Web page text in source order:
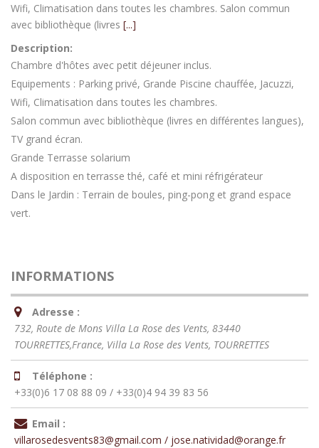
Wifi, Climatisation dans toutes les chambres. Salon commun
avec bibliothèque (livres [...]
Description:
Chambre d'hôtes avec petit déjeuner inclus.
Equipements : Parking privé, Grande Piscine chauffée, Jacuzzi,
Wifi, Climatisation dans toutes les chambres.
Salon commun avec bibliothèque (livres en différentes langues),
TV grand écran.
Grande Terrasse solarium
A disposition en terrasse thé, café et mini réfrigérateur
Dans le Jardin : Terrain de boules, ping-pong et grand espace
vert.
INFORMATIONS
Adresse :
732, Route de Mons Villa La Rose des Vents, 83440
TOURRETTES,France, Villa La Rose des Vents, TOURRETTES
Téléphone :
+33(0)6 17 08 88 09 / +33(0)4 94 39 83 56
Email :
villarosedesvents83@gmail.com / jose.natividad@orange.fr